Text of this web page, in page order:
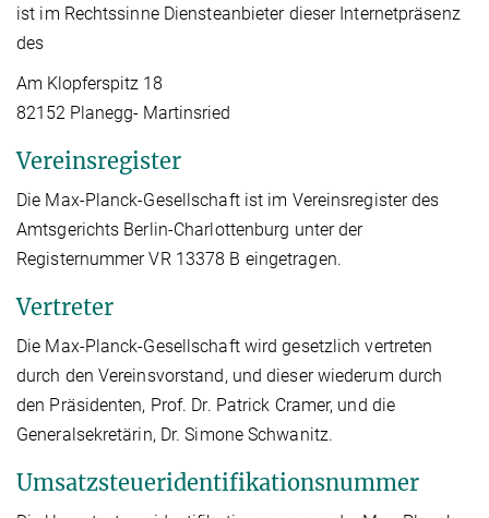
ist im Rechtssinne Diensteanbieter dieser Internetpräsenz
des
Am Klopferspitz 18
82152 Planegg- Martinsried
Vereinsregister
Die Max-Planck-Gesellschaft ist im Vereinsregister des
Amtsgerichts Berlin-Charlottenburg unter der
Registernummer VR 13378 B eingetragen.
Vertreter
Die Max-Planck-Gesellschaft wird gesetzlich vertreten
durch den Vereinsvorstand, und dieser wiederum durch
den Präsidenten, Prof. Dr. Patrick Cramer, und die
Generalsekretärin, Dr. Simone Schwanitz.
Umsatzsteueridentifikationsnummer